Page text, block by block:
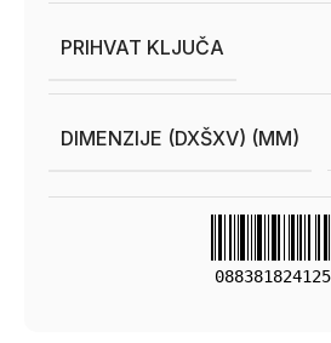
PRIHVAT KLJUČA
DIMENZIJE (DXŠXV) (MM)
088381824125